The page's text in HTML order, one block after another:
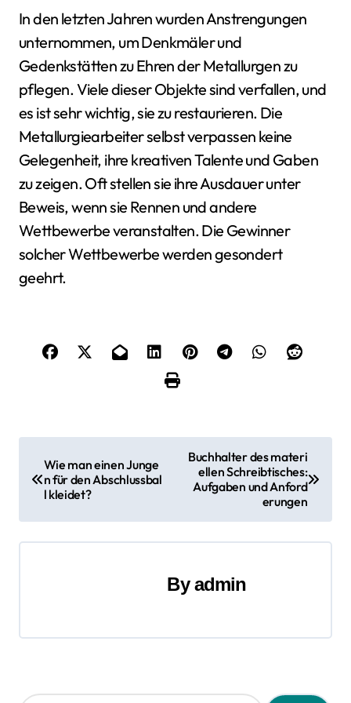
In den letzten Jahren wurden Anstrengungen
unternommen, um Denkmäler und
Gedenkstätten zu Ehren der Metallurgen zu
pflegen. Viele dieser Objekte sind verfallen, und
es ist sehr wichtig, sie zu restaurieren. Die
Metallurgiearbeiter selbst verpassen keine
Gelegenheit, ihre kreativen Talente und Gaben
zu zeigen. Oft stellen sie ihre Ausdauer unter
Beweis, wenn sie Rennen und andere
Wettbewerbe veranstalten. Die Gewinner
solcher Wettbewerbe werden gesondert
geehrt.
i
t
g
Wie man einen Junge
n für den Abschlussbal
l kleidet?
Buchhalter des materi
ellen Schreibtisches:
Aufgaben und Anford
erungen
Byadmin